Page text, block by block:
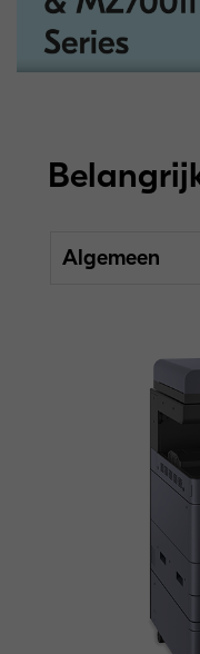
Algemeen